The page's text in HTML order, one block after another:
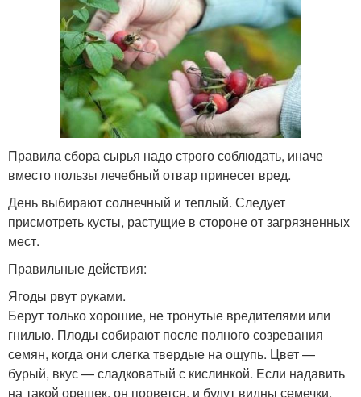
Правила сбора сырья надо строго соблюдать, иначе
вместо пользы лечебный отвар принесет вред.
День выбирают солнечный и теплый. Следует
присмотреть кусты, растущие в стороне от загрязненных
мест.
Правильные действия:
Ягоды рвут руками.
Берут только хорошие, не тронутые вредителями или
гнилью. Плоды собирают после полного созревания
семян, когда они слегка твердые на ощупь. Цвет —
бурый, вкус — сладковатый с кислинкой. Если надавить
на такой орешек, он порвется, и будут видны семечки.